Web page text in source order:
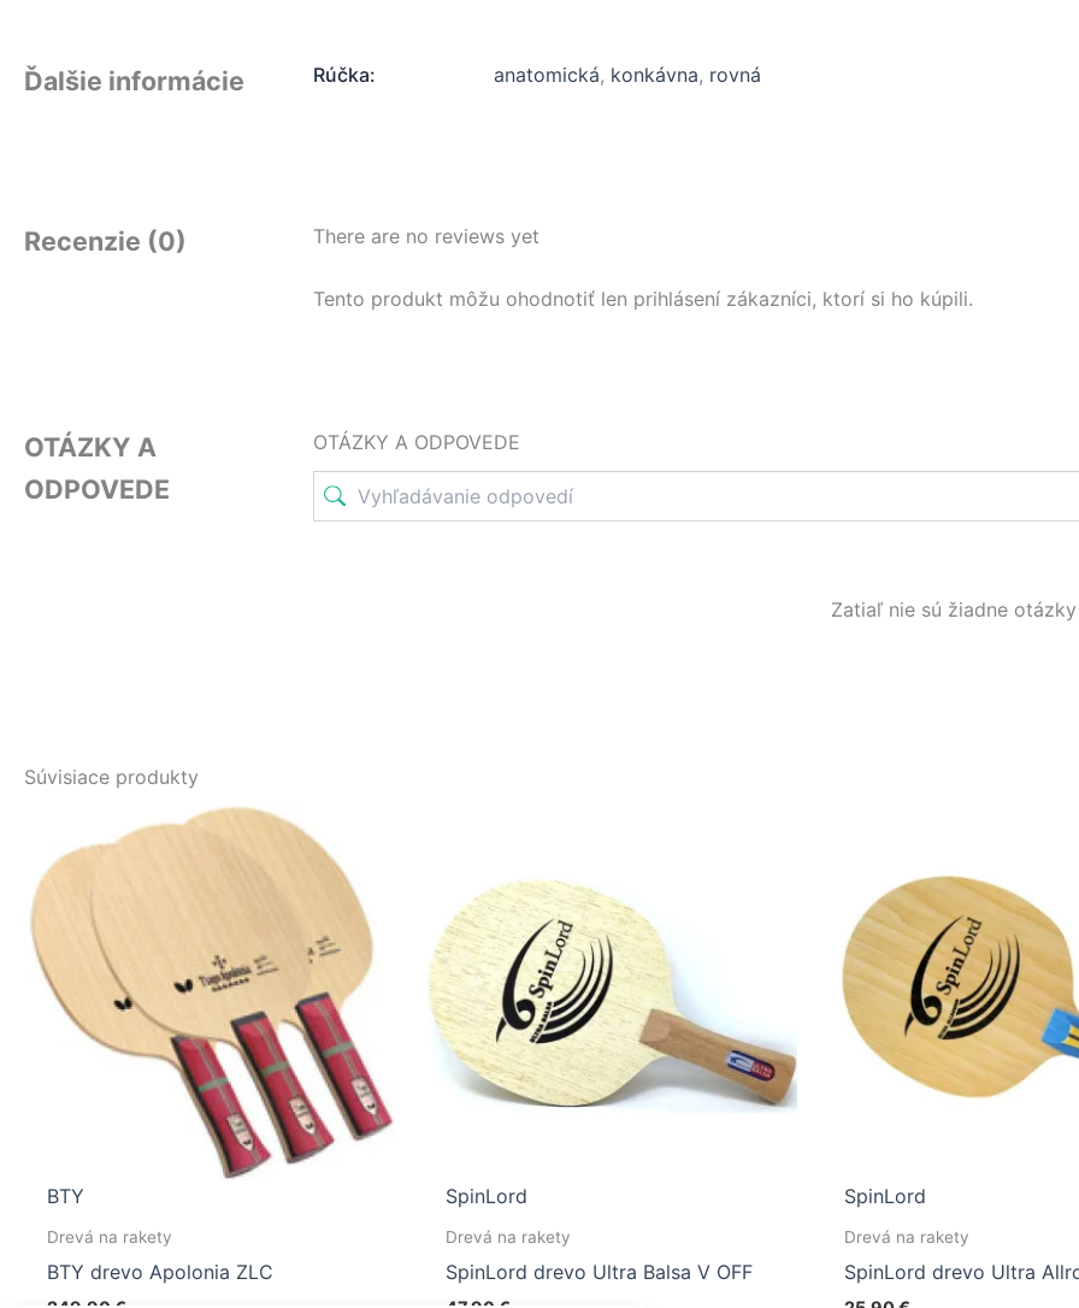
Ďalšie informácie Rúčka: anatomická, konkávna, rovná
Recenzie (0) There are no reviews yet
Tento produkt môžu ohodnotiť len prihlásení zákazníci, ktorí si ho kúpili.
OTÁZKY A
ODPOVEDE
OTÁZKY A ODPOVEDE
Zatiaľ nie sú žiadne otázky
Súvisiace produkty
BTY
Drevá na rakety
BTY drevo Apolonia ZLC
SpinLord
Drevá na rakety
SpinLord drevo Ultra Balsa V OFF
SpinLord
Drevá na rakety
SpinLord drevo Ultra